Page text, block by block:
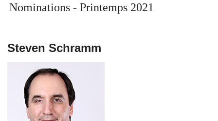
Nominations - Printemps 2021
Steven Schramm